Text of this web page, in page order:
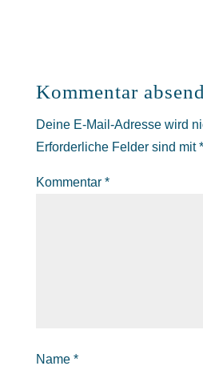
Kommentar
Deine E-Mail-Adresse wird
Erforderliche Felder sind mit*
Kommentar *
Name *